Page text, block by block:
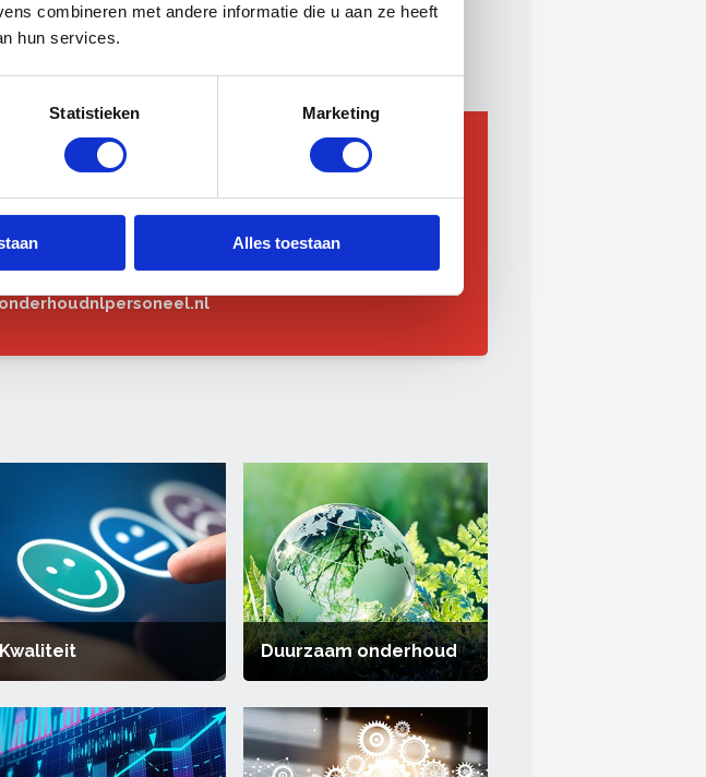
combineren met andere informatie die u aan ze heeft
hun services.
Statistieken Marketing
Alles toestaan
te werken met OnderhoudNL Personeel kunt u als
vakmensen.
Kwaliteit Duurzaam onderhoud